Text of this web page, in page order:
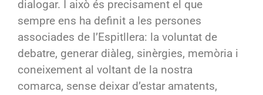
dialogar. I això és precisament el que
sempre ens ha definit a les persones
associades de l’Espitllera: la voluntat de
debatre, generar diàleg, sinèrgies, memòria i
coneixement al voltant de la nostra
comarca, sense deixar d’estar amatents,